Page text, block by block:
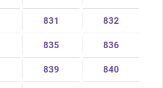
831 832
835 836
839 840